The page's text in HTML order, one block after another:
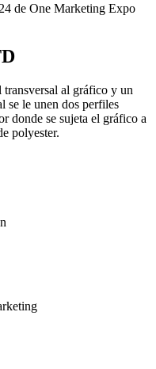
al gráfico y un
se le unen dos perfiles
donde se sujeta el gráfico a
polyester.